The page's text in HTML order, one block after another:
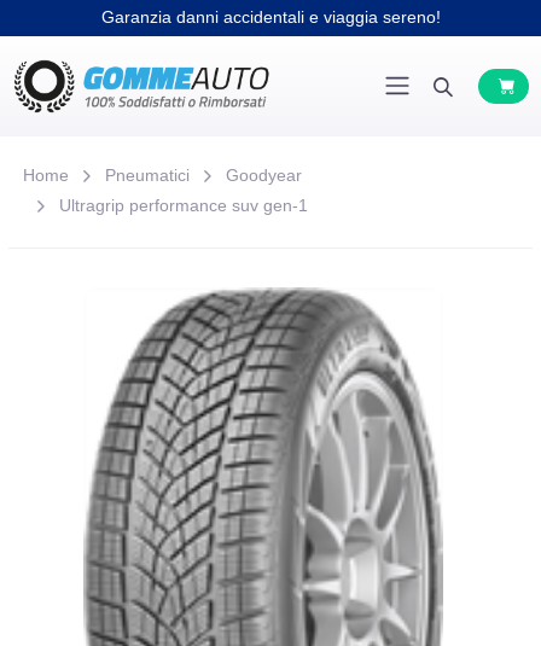
Garanzia danni accidentali e viaggia sereno!
Home Pneumatici
Goodyear
Ultragrip performance suv gen-1